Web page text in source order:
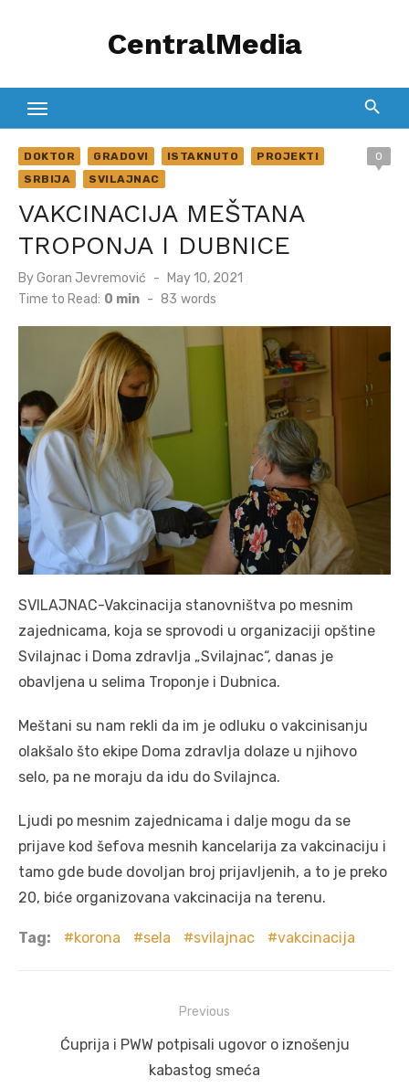
CentralMedia
DOKTOR GRADOVI ISTAKNUTO
PROJEKTI
SRBIJA
SVILAJNAC
0
VAKCINACIJA MEŠTANA
TROPONJA I DUBNICE
ByGoran Jevremović
Posted
on
May 10, 2021
Time to Read: 0 min - 83 words
SVILAJNAC-Vakcinacija stanovništva po mesnim
zajednicama, koja se sprovodi u organizaciji opštine
Svilajnac i Doma zdravlja „Svilajnac“, danas je
obavljena u selima Troponje i Dubnica.
Meštani su nam rekli da im je odluku o vakcinisanju
olakšalo što ekipe Doma zdravlja dolaze u njihovo
selo, pa ne moraju da idu do Svilajnca.
Ljudi po mesnim zajednicama i dalje mogu da se
prijave kod šefova mesnih kancelarija za vakcinaciju i
tamo gde bude dovoljan broj prijavljenih, a to je preko
20, biće organizovana vakcinacija na terenu.
Tag: korona sela svilajnac vakcinacija
navigation
Previous
PreviousĆuprija i PWW potpisali ugovor o iznošenju
kabastog smeća